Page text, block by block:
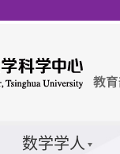
数学学人